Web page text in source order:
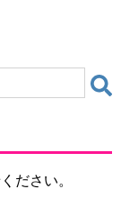
ださい。